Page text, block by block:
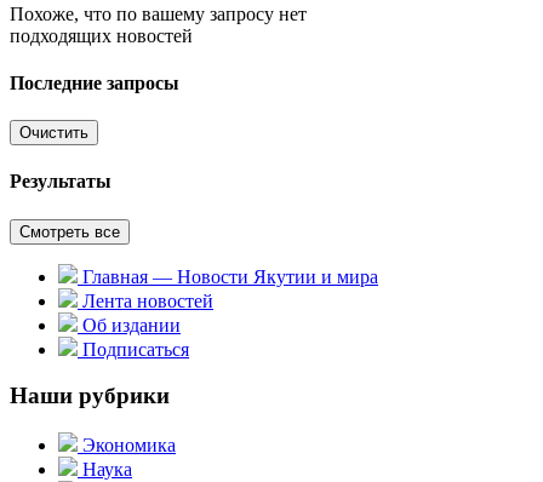
Похоже, что по вашему запросу нет
подходящих новостей
Последние запросы
Очистить
Результаты
Смотреть все
Главная — Новости Якутии и мира
Лента новостей
Об издании
Подписаться
Наши рубрики
Экономика
Наука